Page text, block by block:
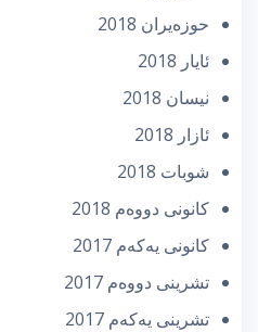
حوزه‌یران 2018
ئایار 2018
نیسان 2018
ئازار 2018
شوبات 2018
كانونی دووه‌م 2018
كانونی یه‌كه‌م 2017
تشرینی دووه‌م 2017
تشرینی یه‌كه‌م 2017